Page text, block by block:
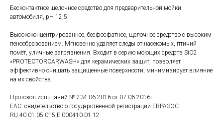
Бесконтактное щелочное средство для предварительной мойки
автомобиля, pH 12,5.
Высококонцентрированное, бесфосфатное, щелочное средство с высоким
пенообразованием. Мгновенно удаляет следы от насекомых, птичий
помёт, уличные загрязнения. Входит в серию моющих средств SiO2
«PROTECTORCARWASH» для керамических защит, позволяет
эффективно очищать защищенные поверхности, минимизирует влияние
на их свойства.
Протокол испытаний № 234-06-2016 от 07.06.2016г.
EAC: свидетельство о государственной регистрации ЕВРАЗЭС:
RU.40.01.05.015.E.000410.01.12.